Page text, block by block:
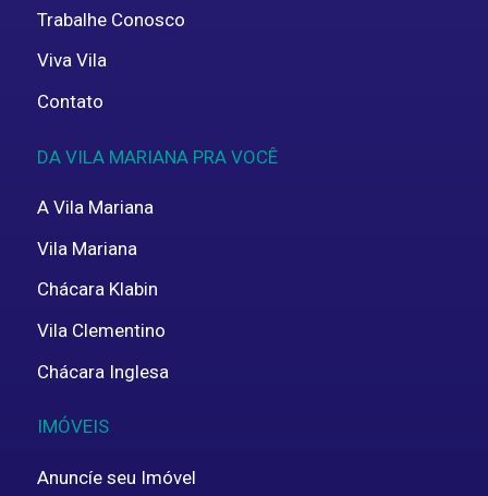
Trabalhe Conosco
Viva Vila
Contato
DA VILA MARIANA PRA VOCÊ
A Vila Mariana
Vila Mariana
Chácara Klabin
Vila Clementino
Chácara Inglesa
IMÓVEIS
Anuncíe seu Imóvel